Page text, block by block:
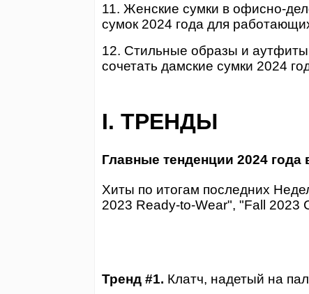
11. Женские сумки в офисно-
сумок 2024 года для
12. Стильные образы и
сочетать дамские сумки 2024
I. ТРЕНДЫ
Главные тенденции 2024
Хиты по итогам последних
2023 Ready-to-Wear", "Fall 2023
Тренд #1. Клатч, надетый на